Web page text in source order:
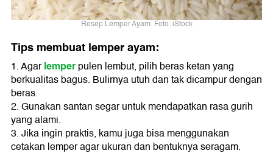
Resep Lemper Ayam. Foto: iStock
Tips membuat lemper ayam:
1. Agarlemperpulen lembut, pilih beras ketan yang
berkualitas bagus. Bulirnya utuh dan tak dicampur dengan
beras.
2. Gunakan santan segar untuk mendapatkan rasa gurih
yang alami.
3. Jika ingin praktis, kamu juga bisa menggunakan
cetakan lemper agar ukuran dan bentuknya seragam.